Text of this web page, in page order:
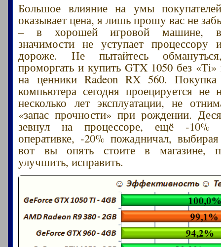
Большое влияние на умы
оказывает цена, я лишь прошу вас не
– в хорошей игровой машине,
значимости не уступает процессору
дороже. Не пытайтесь
проморгать и купить GTX 1050 без «Ti»
на ценники Radeon RX 560. Покупка
компьютера сегодня проецируется не
несколько лет эксплуатации, не
«запас прочности» при рождении.
зевнул на процессоре, ещё -10%
оперативке, -20% пожадничал,
вот вы опять стоите в магазине,
улучшить, исправить.